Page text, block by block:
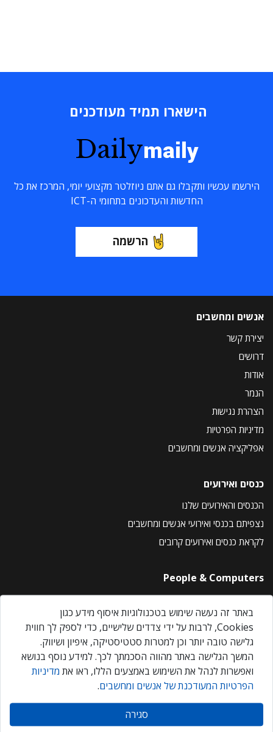
הישארו תמיד מעודכנים
Dailymaily
הירשמו עכשיו ותקבלו גם אתם ניוזלטר מקצועי יומי, המרכז את כל
החדשות והעדכונים בתחומי ה-ICT
הרשמה
אנשים ומחשבים
יצירת קשר
דרושים
אודות
הנמר
הצהרת נגישות
מדיניות הפרטיות
אפליקציה אנשים ומחשבים
כנסים ואירועים
הכנסים והאירועים שלנו
נצפיתם בכנסי ואירועי אנשים ומחשבים
לקראת כנסים ואירועים קרובים
People & Computers
About Us
Privacy Policy
Contact Us
Our Events
אנשים ומחשבים © 2026 – כל הזכויות שמורות
באתר זה נעשה שימוש בטכנולוגיות איסוף מידע כגון
Cookies, לרבות על ידי צדדים שלישיים, כדי לספק לך חווית
גלישה טובה יותר וכן למטרות סטטיסטיקה, איפיון ושיווק.
המשך הגלישה באתר מהווה הסכמתך לכך. למידע נוסף בנושא
ואפשרות לנהל את השימוש באמצעים הללו, ראו את מדיניות
הפרטיות המעודכנת של אנשים ומחשבים.
סגירה